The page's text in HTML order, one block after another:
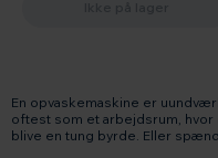
En opvaskemaskine er
oftest som et arbejdsrum,
blive en tung byrde. Eller